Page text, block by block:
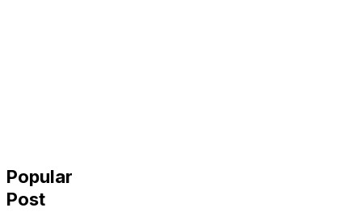
Popular
Post